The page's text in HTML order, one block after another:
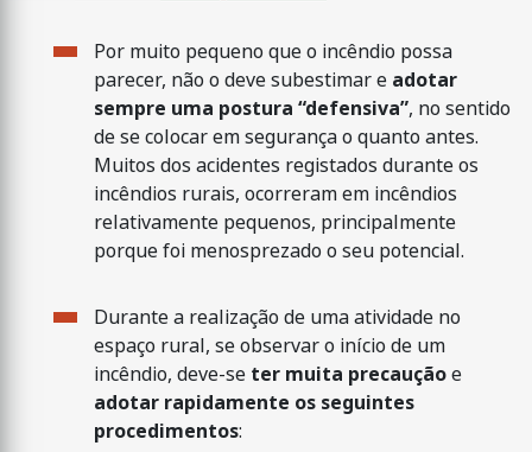
Por muito pequeno que o incêndio possa
parecer, não o deve subestimar e adotar
sempre uma postura “defensiva”, no sentido
de se colocar em segurança o quanto antes.
Muitos dos acidentes registados durante os
incêndios rurais, ocorreram em incêndios
relativamente pequenos, principalmente
porque foi menosprezado o seu potencial.
Durante a realização de uma atividade no
espaço rural, se observar o início de um
incêndio, deve-se ter muita precauçãoe
adotar rapidamente os seguintes
procedimentos: